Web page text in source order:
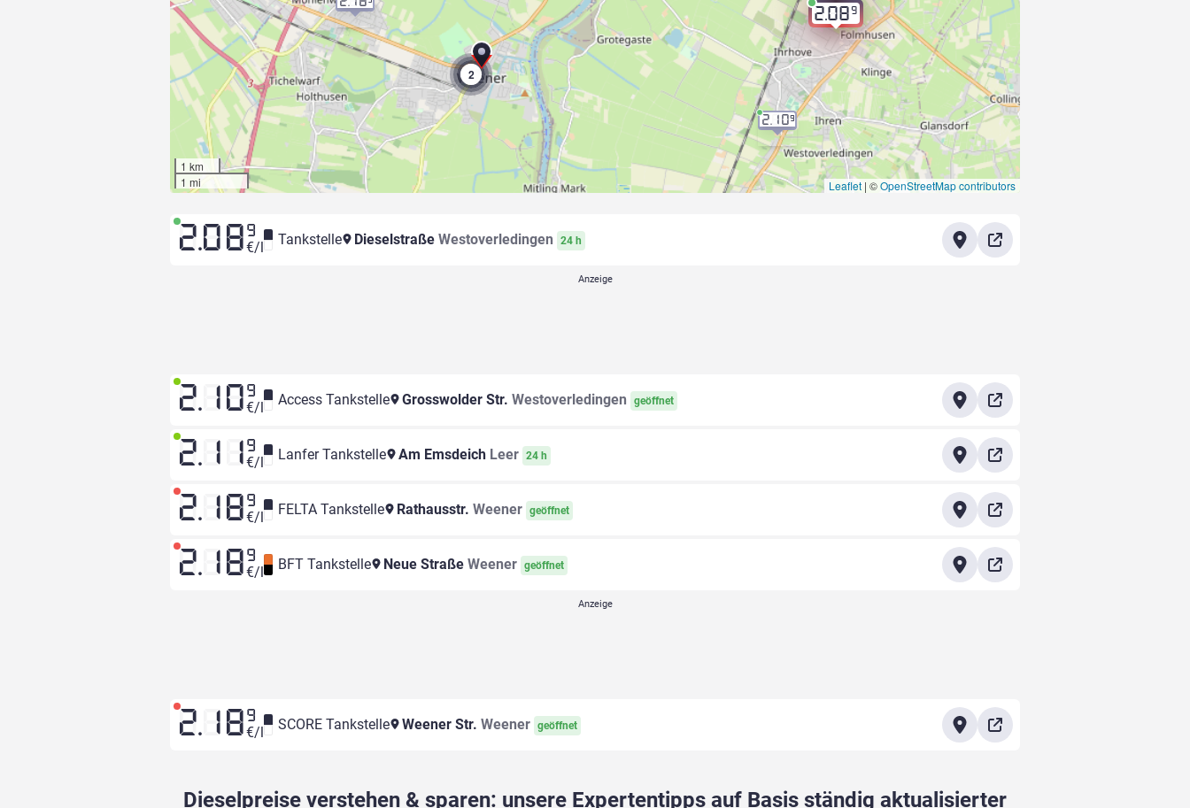
2.089
2.109
2
1 km
1 mi
Leaflet | ©OpenStreetMap contributors
2.08 9
€/l Tankstelle Dieselstraße Westoverledingen 24 h
2.10 9
€/l Access Tankstelle Grosswolder Str. Westoverledingen geöffnet
2.11 9
€/l Lanfer Tankstelle Am Emsdeich Leer 24 h
2.18 9
€/l FELTA Tankstelle Rathausstr. Weener geöffnet
2.18 9
€/l BFT Tankstelle Neue Straße Weener geöffnet
2.18 9
€/l SCORE Tankstelle Weener Str. Weener geöffnet
Dieselpreise verstehen & sparen: unsere Expertentipps auf Basis ständig aktualisierter